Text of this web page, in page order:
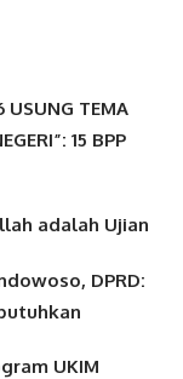
USUNG TEMA
15 BPP
adalah Ujian
DPRD:
UKIM